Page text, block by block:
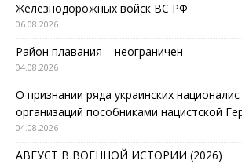
Железнодорожных войск ВС РФ
06.08.2026
Район плавания – неограничен
04.08.2026
О признании ряда украинских
организаций пособниками нацистской
04.08.2026
АВГУСТ В ВОЕННОЙ ИСТОРИИ (2026)